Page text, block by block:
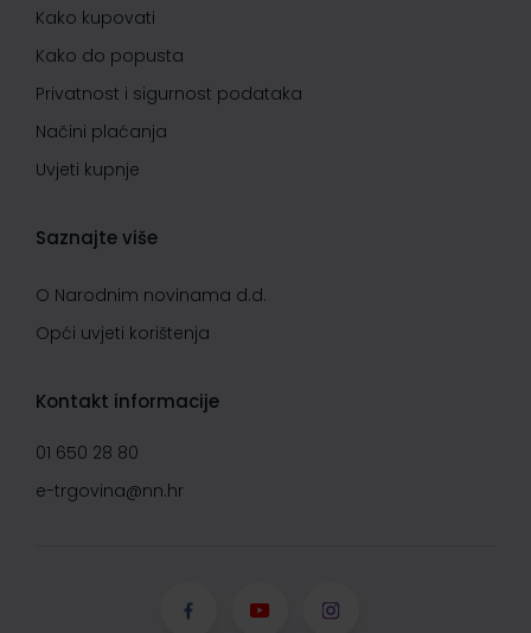
Kako kupovati
Kako do popusta
Privatnost i sigurnost podataka
Načini plaćanja
Uvjeti kupnje
Saznajte više
O Narodnim novinama d.d.
Opći uvjeti korištenja
Kontakt informacije
01 650 28 80
e-trgovina@nn.hr